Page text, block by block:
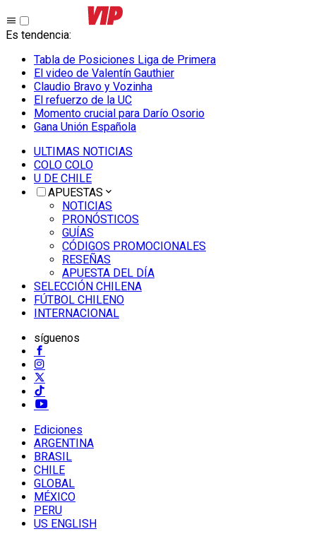
Es tendencia:
Tabla de Posiciones Liga de Primera
El video de Valentín Gauthier
Claudio Bravo y Vozinha
El refuerzo de la UC
Momento crucial para Darío Osorio
Gana Unión Española
ULTIMAS NOTICIAS
COLO COLO
U DE CHILE
APUESTAS
NOTICIAS
PRONÓSTICOS
GUÍAS
CÓDIGOS PROMOCIONALES
RESEÑAS
APUESTA DEL DÍA
SELECCIÓN CHILENA
FÚTBOL CHILENO
INTERNACIONAL
síguenos
Ediciones
ARGENTINA
BRASIL
CHILE
GLOBAL
MÉXICO
PERU
US ENGLISH